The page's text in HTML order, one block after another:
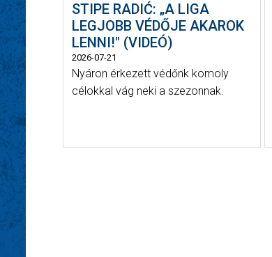
STIPE RADIĆ: „A LIGA
LEGJOBB VÉDŐJE AKAROK
LENNI!" (VIDEÓ)
2026-07-21
Nyáron érkezett védőnk komoly
célokkal vág neki a szezonnak.